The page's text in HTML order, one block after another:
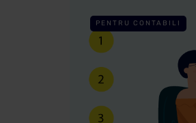
PENTRU CONTABILI